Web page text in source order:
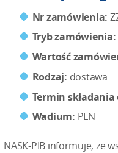
Nr zamówienia:
Tryb zamówienia:
Wartość
Rodzaj: dostawa
Termin
Wadium: PLN
NASK-PIB informuje, że